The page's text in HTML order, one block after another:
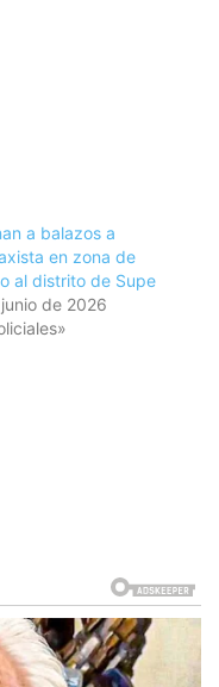
a balazos a
en zona de
al distrito de Supe
de 2026